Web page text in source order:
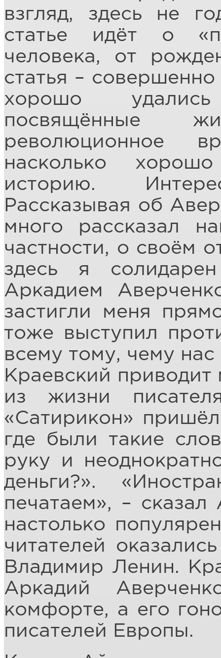
взгляд, здесь не
статье идёт о
человека, от
статья –
хорошо
посвящённые
революционное
насколько
историю.
Рассказывая об
много рассказал
частности, о своём
здесь я
Аркадием
застигли меня
тоже выступил
всему тому, чему
Краевский
из жизни
«Сатирикон»
где были такие
руку и
деньги?».
печатаем», –
настолько
читателей
Владимир Ленин.
Аркадий
комфорте, а его
писателей Европы.